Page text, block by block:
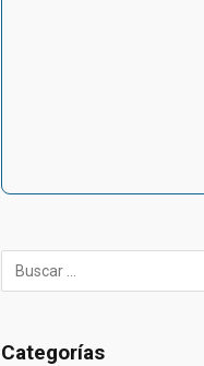
Categorías